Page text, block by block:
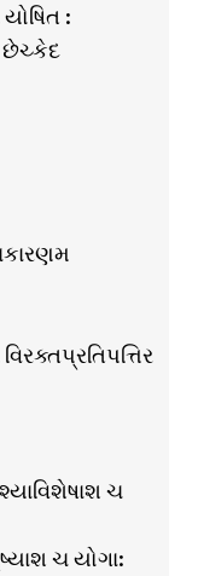
:
છેચ્કેદ
ચ
ચ યોગા: